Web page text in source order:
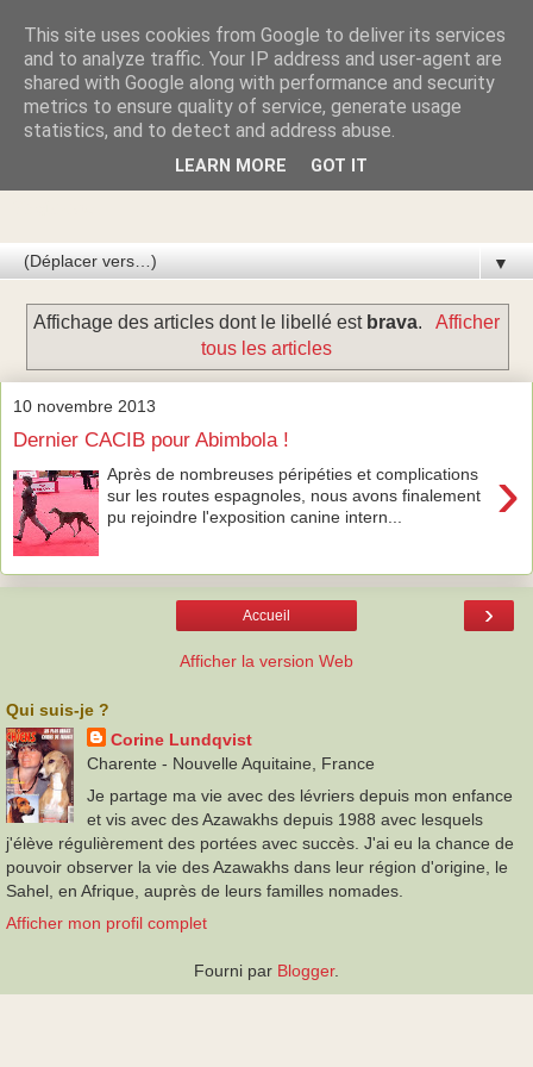
Azawakhs & Taïgans de
GARDE-ÉPÉE
▼
Affichage des articles dont le libellé est brava.
Afficher
tous les articles
10 novembre 2013
Dernier CACIB pour Abimbola !
›
Après de nombreuses péripéties et complications
sur les routes espagnoles, nous avons finalement
pu rejoindre l'exposition canine intern...
›
Accueil
Afficher la version Web
Qui suis-je ?
Corine Lundqvist
Charente - Nouvelle Aquitaine, France
Je partage ma vie avec des lévriers depuis mon enfance
et vis avec des Azawakhs depuis 1988 avec lesquels
j'élève régulièrement des portées avec succès. J'ai eu la chance de
pouvoir observer la vie des Azawakhs dans leur région d'origine, le
Sahel, en Afrique, auprès de leurs familles nomades.
Afficher mon profil complet
Fourni par Blogger.
This site uses cookies from Google to deliver its services
and to analyze traffic. Your IP address and user-agent are
shared with Google along with performance and security
metrics to ensure quality of service, generate usage
statistics, and to detect and address abuse.
LEARN MORE GOT IT